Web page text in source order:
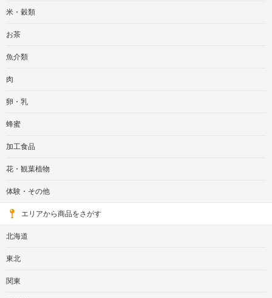
米・穀類
お茶
魚介類
肉
卵・乳
蜂蜜
加工食品
花・観葉植物
体験・その他
エリアから商品をさがす
北海道
東北
関東